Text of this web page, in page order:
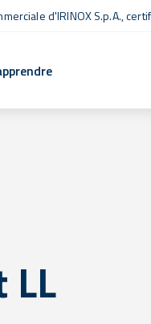
d'IRINOX S.p.A.,